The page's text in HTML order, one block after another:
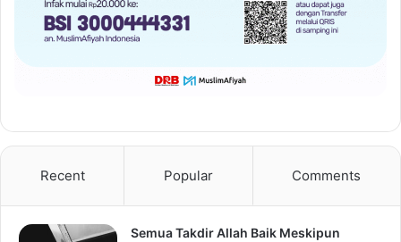
Recent Popular Comments
Semua Takdir Allah Baik Meskipun